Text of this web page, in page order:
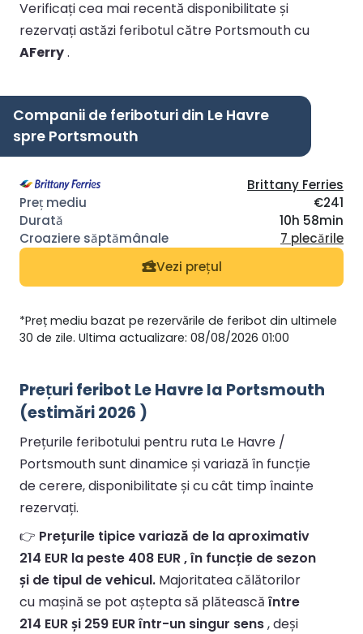
Verificați cea mai recentă disponibilitate și
rezervați astăzi feribotul către Portsmouth cu
AFerry.
Companii de feriboturi din Le Havre
spre Portsmouth
Brittany Ferries
€241
10h 58min
7 plecările
Vezi prețul
*Preț mediu bazat pe rezervările de feribot din ultimele
30 de zile. Ultima actualizare: 08/08/2026 01:00
Prețuri feribot Le Havre la Portsmouth
(estimări 2026 )
Prețurile feribotului pentru ruta Le Havre /
Portsmouth sunt dinamice și variază în funcție
de cerere, disponibilitate și cu cât timp înainte
rezervați.
👉 Prețurile tipice variază de la aproximativ
214 EUR la peste 408 EUR , în funcție de sezon
și de tipul de vehicul. Majoritatea călătorilor
cu mașină se pot aștepta să plătească între
214 EUR și 259 EUR într-un singur sens, deși